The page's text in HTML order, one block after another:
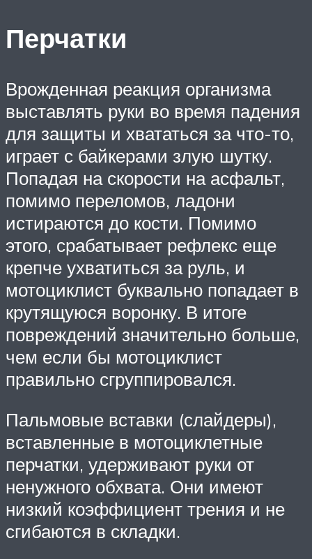
Перчатки
Врожденная реакция организма
выставлять руки во время падения
для защиты и хвататься за что-то,
играет с байкерами злую шутку.
Попадая на скорости на асфальт,
помимо переломов, ладони
истираются до кости. Помимо
этого, срабатывает рефлекс еще
крепче ухватиться за руль, и
мотоциклист буквально попадает в
крутящуюся воронку. В итоге
повреждений значительно больше,
чем если бы мотоциклист
правильно сгруппировался.
Пальмовые вставки (слайдеры),
вставленные в мотоциклетные
перчатки, удерживают руки от
ненужного обхвата. Они имеют
низкий коэффициент трения и не
сгибаются в складки.